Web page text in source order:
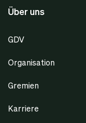
Über uns
GDV
Organisation
Gremien
Karriere